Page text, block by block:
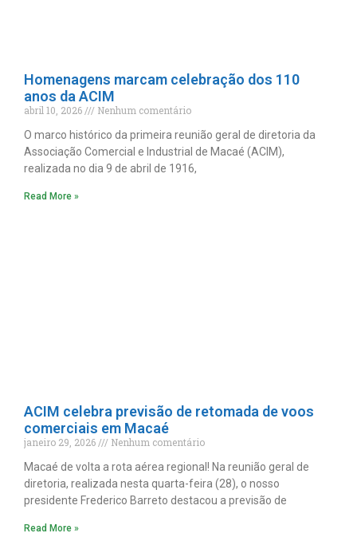
Homenagens marcam celebração dos 110
anos da ACIM
abril 10, 2026
Nenhum comentário
O marco histórico da primeira reunião geral de diretoria da
Associação Comercial e Industrial de Macaé (ACIM),
realizada no dia 9 de abril de 1916,
Read More »
ACIM celebra previsão de retomada de voos
comerciais em Macaé
janeiro 29, 2026
Nenhum comentário
Macaé de volta a rota aérea regional! Na reunião geral de
diretoria, realizada nesta quarta-feira (28), o nosso
presidente Frederico Barreto destacou a previsão de
Read More »